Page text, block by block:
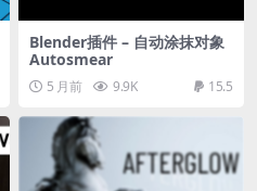
Blender插件 – 自动涂抹对象
Autosmear
5 月前 9.9K 15.5